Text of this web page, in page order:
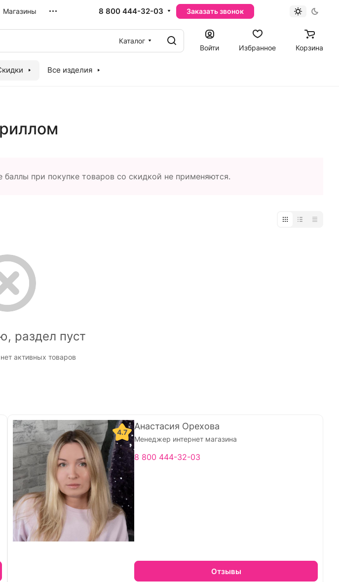
Магазины 8 800 444-32-03 Заказать звонок
Каталог
Войти
Избранное Корзина
Все изделия
при покупке товаров со скидкой не применяются.
раздел пуст
активных товаров
4.7
Анастасия Орехова
Менеджер интернет магазина
8 800 444-32-03
Отзывы